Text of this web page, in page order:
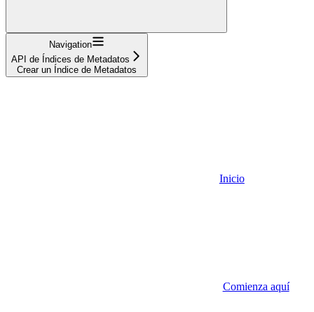
Navigation
API de Índices de Metadatos
Crear un Índice de Metadatos
Inicio
Comienza aquí